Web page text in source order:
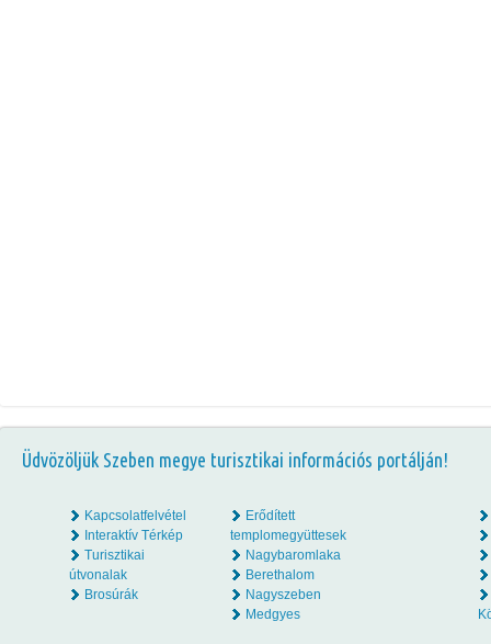
Üdvözöljük Szeben megye turisztikai információs portálján!
Kapcsolatfelvétel
Interaktív Térkép
Turisztikai
útvonalak
Brosúrák
Erődített
templomegyüttesek
Nagybaromlaka
Berethalom
Nagyszeben
Medgyes